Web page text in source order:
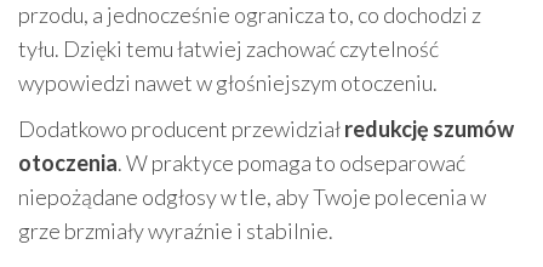
przodu, a jednocześnie ogranicza to, co dochodzi z
tyłu. Dzięki temu łatwiej zachować czytelność
wypowiedzi nawet w głośniejszym otoczeniu.
Dodatkowo producent przewidziałredukcję szumów
otoczenia. W praktyce pomaga to odseparować
niepożądane odgłosy w tle, aby Twoje polecenia w
grze brzmiały wyraźnie i stabilnie.